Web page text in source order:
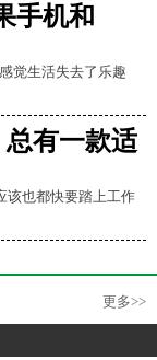
手机和
觉生活失去了乐趣
总有一款适
该也都快要踏上工作
更多>>